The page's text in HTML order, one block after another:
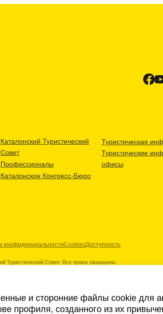
Каталонский Туристический
Совет
Профессионалы
Каталонское Конгресс-Бюро
Туристическая
Туристические
офисы
конфиденциальностиCookiesДоступность
Туристический Совет. Все права защищены.
и сторонние файлы cookie для
профиля, созданного из их